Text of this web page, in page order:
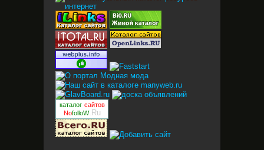
каталог сайтов
NofolloW.Ru